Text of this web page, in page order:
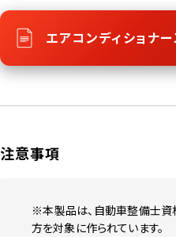
エアコンディショナ
注意事項
※本製品は、自動車整備士資
方を対象に作られています。